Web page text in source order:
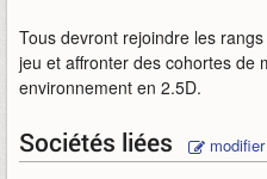
Tous devront rejoindre les
jeu et affronter des cohortes de
environnement en 2.5D.
Sociétés liées modifier